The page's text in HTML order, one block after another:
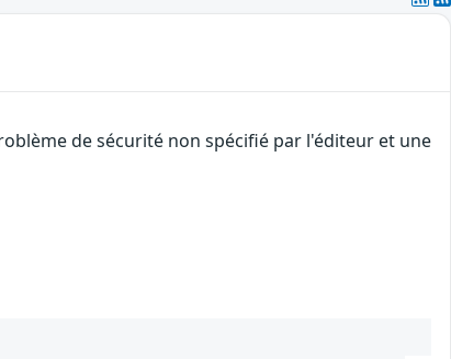
de sécurité non spécifié par l'éditeur et une